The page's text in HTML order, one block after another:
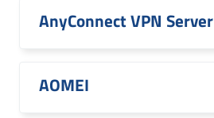
AnyConnect VPN Server
AOMEI